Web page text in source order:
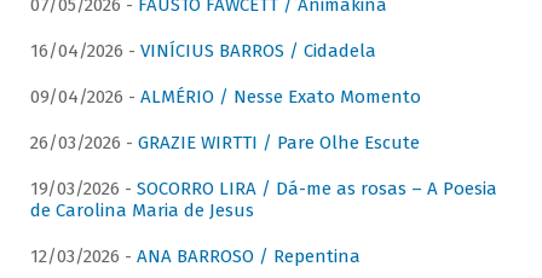
07/05/2026 - FAUSTO FAWCETT / Animakina
16/04/2026 - VINÍCIUS BARROS / Cidadela
09/04/2026 - ALMÉRIO / Nesse Exato Momento
26/03/2026 - GRAZIE WIRTTI / Pare Olhe Escute
19/03/2026 - SOCORRO LIRA / Dá-me as rosas – A Poesia
de Carolina Maria de Jesus
12/03/2026 - ANA BARROSO / Repentina